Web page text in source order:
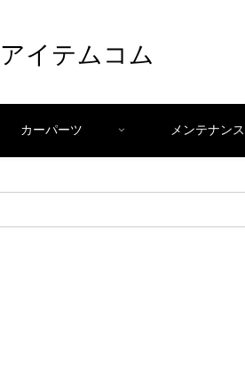
イテムコム
カーパーツ メンテナンス